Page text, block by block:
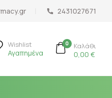
2431027671
Wishlist
Αγαπημένα
0 Καλάθι
0,00 €